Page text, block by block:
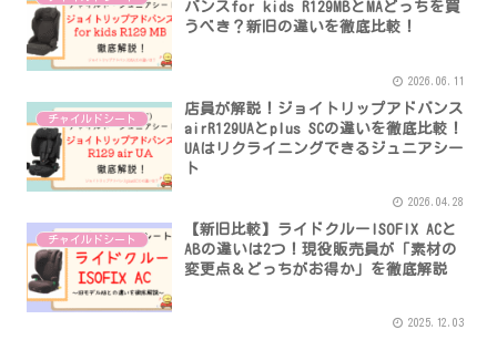
バンスfor kids R129MBとMAどっちを買
うべき？新旧の違いを徹底比較！
2026.06.11
チャイルドシート
店員が解説！ジョイトリップアドバンス
airR129UAとplus SCの違いを徹底比較！
UAはリクライニングできるジュニアシー
ト
2026.04.28
チャイルドシート
【新旧比較】ライドクルーISOFIX ACと
ABの違いは2つ！現役販売員が「素材の
変更点＆どっちがお得か」を徹底解説
2025.12.03